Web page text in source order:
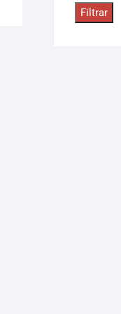
Filtrar